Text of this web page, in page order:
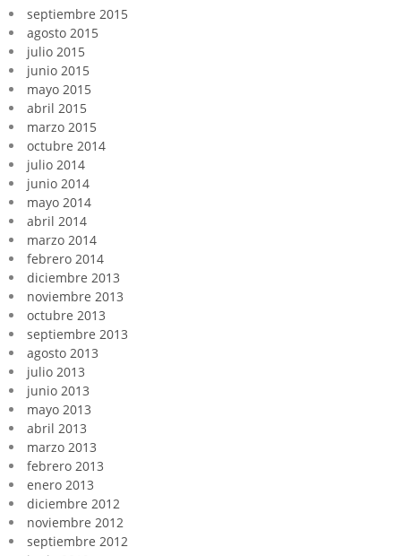
septiembre 2015
agosto 2015
julio 2015
junio 2015
mayo 2015
abril 2015
marzo 2015
octubre 2014
julio 2014
junio 2014
mayo 2014
abril 2014
marzo 2014
febrero 2014
diciembre 2013
noviembre 2013
octubre 2013
septiembre 2013
agosto 2013
julio 2013
junio 2013
mayo 2013
abril 2013
marzo 2013
febrero 2013
enero 2013
diciembre 2012
noviembre 2012
septiembre 2012